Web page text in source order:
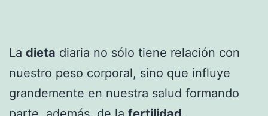
La dieta diaria no sólo tiene relación con
nuestro peso corporal, sino que influye
grandemente en nuestra salud formando